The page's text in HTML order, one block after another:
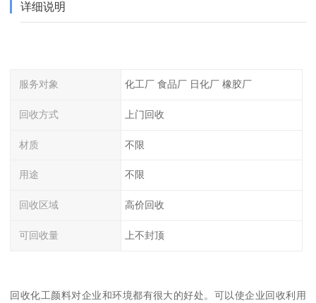
详细说明
服务对象 化工厂 食品厂 日化厂 橡胶厂
回收方式 上门回收
材质 不限
用途 不限
回收区域 高价回收
可回收量 上不封顶
回收化工颜料对企业和环境都有很大的好处。可以使企业回收利用